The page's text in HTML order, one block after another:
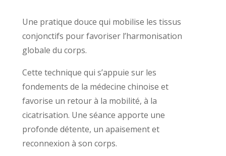
Une pratique douce qui mobilise les tissus
conjonctifs pour favoriser l’harmonisation
globale du corps.
Cette technique qui s’appuie sur les
fondements de la médecine chinoise et
favorise un retour à la mobilité, à la
cicatrisation. Une séance apporte une
profonde détente, un apaisement et
reconnexion à son corps.